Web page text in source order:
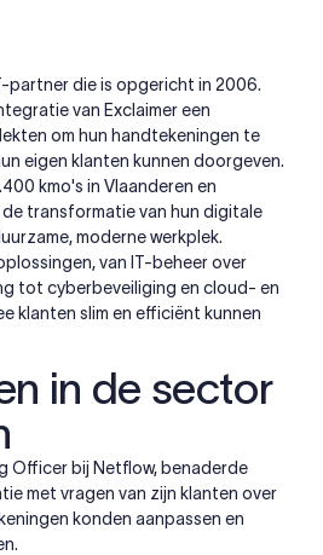
partner die is opgericht in 2006.
van Exclaimer een
om hun handtekeningen te
eigen klanten kunnen doorgeven.
kmo's in Vlaanderen en
transformatie van hun digitale
moderne werkplek.
van IT-beheer over
tot cyberbeveiliging en cloud- en
klanten slim en efficiënt kunnen
in de sector
Officer bij Netflow, benaderde
met vragen van zijn klanten over
konden aanpassen en